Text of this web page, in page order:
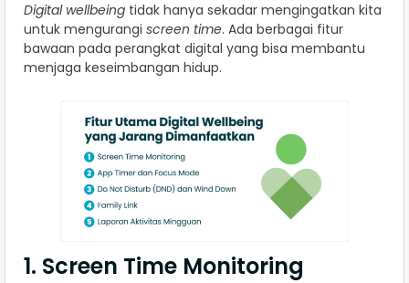
Digital wellbeing tidak hanya sekadar mengingatkan kita
untuk mengurangi screen time. Ada berbagai fitur
bawaan pada perangkat digital yang bisa membantu
menjaga keseimbangan hidup.
1. Screen Time Monitoring